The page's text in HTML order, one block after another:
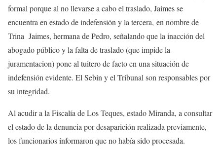
formal porque al no llevarse a cabo el traslado, Jaimes se
encuentra en estado de indefensión y la tercera, en nombre de
Trina Jaimes, hermana de Pedro, señalando que la inacción del
abogado público y la falta de traslado (que impide la
juramentacion) pone al tuitero de facto en una situación de
indefensión evidente. El Sebin y el Tribunal son responsables por
su integridad.
Al acudir a la Fiscalía de Los Teques, estado Miranda, a consultar
el estado de la denuncia por desaparición realizada previamente,
los funcionarios informaron que no había sido procesada.